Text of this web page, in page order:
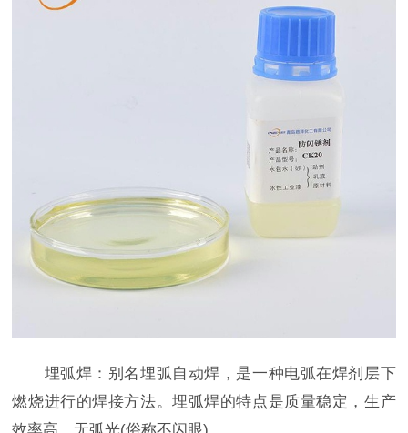
埋弧焊：别名埋弧自动焊，是一种电弧在焊剂层下
燃烧进行的焊接方法。埋弧焊的特点是质量稳定，生产